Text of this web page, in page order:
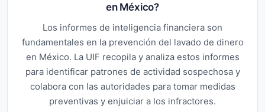
en México?
Los informes de inteligencia financiera son
fundamentales en la prevención del lavado de dinero
en México. La UIF recopila y analiza estos informes
para identificar patrones de actividad sospechosa y
colabora con las autoridades para tomar medidas
preventivas y enjuiciar a los infractores.